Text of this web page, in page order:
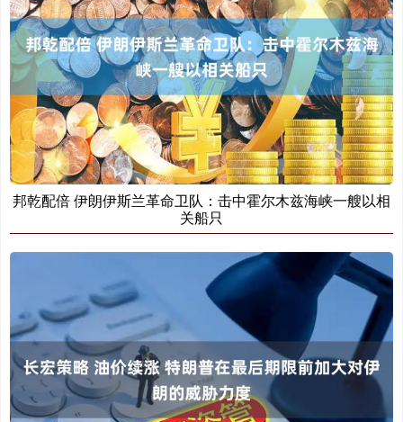
邦乾配倍 伊朗伊斯兰革命卫队：击中霍尔木兹海峡一艘以相
关船只